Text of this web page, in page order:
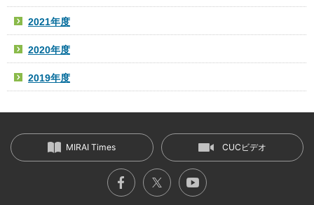
2021年度
2020年度
2019年度
MIRAI Times CUCビデオ